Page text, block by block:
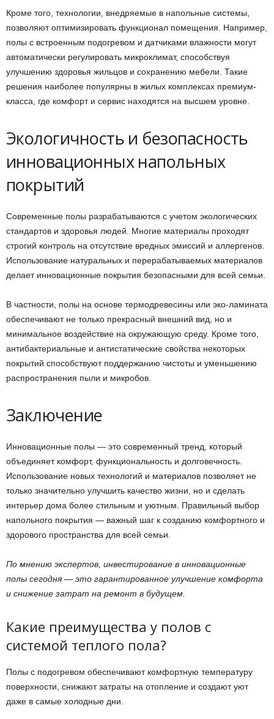
Кроме того, технологии, внедряемые в напольные системы,
позволяют оптимизировать функционал помещения. Например,
полы с встроенным подогревом и датчиками влажности могут
автоматически регулировать микроклимат, способствуя
улучшению здоровья жильцов и сохранению мебели. Такие
решения наиболее популярны в жилых комплексах премиум-
класса, где комфорт и сервис находятся на высшем уровне.
Экологичность и безопасность
инновационных напольных
покрытий
Современные полы разрабатываются с учетом экологических
стандартов и здоровья людей. Многие материалы проходят
строгий контроль на отсутствие вредных эмиссий и аллергенов.
Использование натуральных и перерабатываемых материалов
делает инновационные покрытия безопасными для всей семьи.
В частности, полы на основе термодревесины или эко-ламината
обеспечивают не только прекрасный внешний вид, но и
минимальное воздействие на окружающую среду. Кроме того,
антибактериальные и антистатические свойства некоторых
покрытий способствуют поддержанию чистоты и уменьшению
распространения пыли и микробов.
Заключение
Инновационные полы — это современный тренд, который
объединяет комфорт, функциональность и долговечность.
Использование новых технологий и материалов позволяет не
только значительно улучшить качество жизни, но и сделать
интерьер дома более стильным и уютным. Правильный выбор
напольного покрытия — важный шаг к созданию комфортного и
здорового пространства для всей семьи.
По мнению экспертов, инвестирование в инновационные
полы сегодня — это гарантированное улучшение комфорта
и снижение затрат на ремонт в будущем.
Какие преимущества у полов с
системой теплого пола?
Полы с подогревом обеспечивают комфортную температуру
поверхности, снижают затраты на отопление и создают уют
даже в самые холодные дни.